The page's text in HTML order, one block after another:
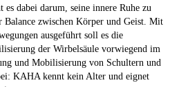
es dabei darum, seine innere Ruhe zu
zwischen Körper und Geist. Mit
ausgeführt soll es die
der Wirbelsäule vorwiegend im
und Mobilisierung von Schultern und
KAHA kennt kein Alter und eignet